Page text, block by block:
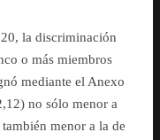
la discriminación
o más miembros
mediante el Anexo
no sólo menor a
menor a la de